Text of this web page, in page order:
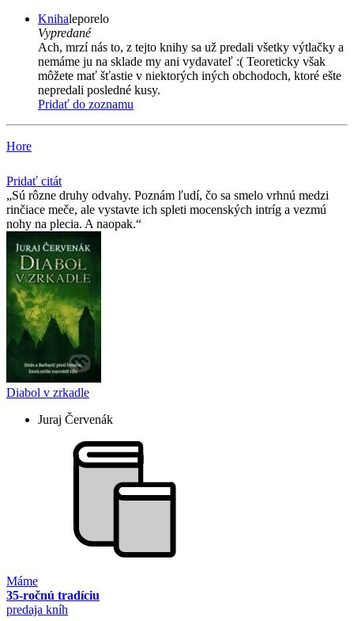
Knihaleporelo
Vypredané
Ach, mrzí nás to, z tejto knihy sa už predali všetky výtlačky a
nemáme ju na sklade my ani vydavateľ :( Teoreticky však
môžete mať šťastie v niektorých iných obchodoch, ktoré ešte
nepredali posledné kusy.
Pridať do zoznamu
Hore
Pridať citát
Sú rôzne druhy odvahy. Poznám ľudí, čo sa smelo vrhnú medzi
rinčiace meče, ale vystavte ich spleti mocenských intríg a vezmú
nohy na plecia. A naopak.
Diabol v zrkadle
Juraj Červenák
Máme
35-ročnú tradíciu
predaja kníh